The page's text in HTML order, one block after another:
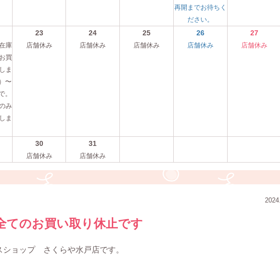
再開までお待ちく
ださい。
庫
買
ま
〜
。
み
ま
23
店舗休み
24
店舗休み
25
店舗休み
26
店舗休み
27
店舗休み
30
店舗休み
31
店舗休み
てのお買い取り休止です
ショップ さくらや水戸店です。